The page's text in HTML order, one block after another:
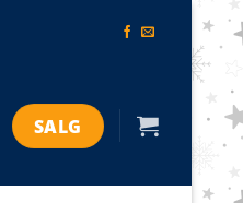
SALG